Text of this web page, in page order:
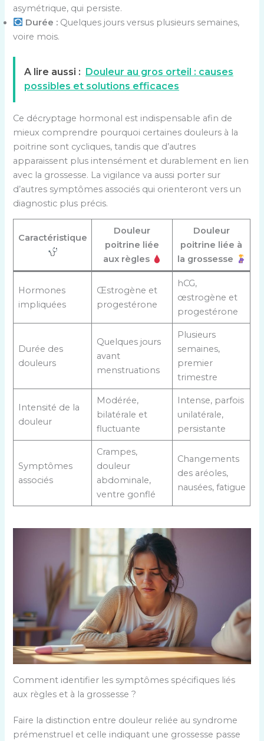
asymétrique, qui persiste.
Durée : Quelques jours versus plusieurs semaines,
voire mois.
A lire aussi :
Douleur au gros orteil : causes
possibles et solutions efficaces
Ce décryptage hormonal est indispensable afin de
mieux comprendre pourquoi certaines douleurs à la
poitrine sont cycliques, tandis que d’autres
apparaissent plus intensément et durablement en lien
avec la grossesse. La vigilance va aussi porter sur
d’autres symptômes associés qui orienteront vers un
diagnostic plus précis.
Caractéristique
Douleur
poitrine liée
aux règles
Douleur
poitrine liée à
la grossesse
Hormones
impliquées
Œstrogène et
progestérone
hCG,
œstrogène et
progestérone
Durée des
douleurs
Quelques jours
avant
menstruations
Plusieurs
semaines,
premier
trimestre
Intensité de la
douleur
Modérée,
bilatérale et
fluctuante
Intense, parfois
unilatérale,
persistante
Symptômes
associés
Crampes,
douleur
abdominale,
ventre gonflé
Changements
des aréoles,
nausées, fatigue
Comment identifier les symptômes spécifiques liés
aux règles et à la grossesse ?
Faire la distinction entre douleur reliée au syndrome
prémenstruel et celle indiquant une grossesse passe